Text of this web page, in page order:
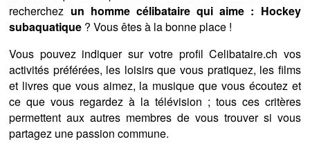
recherchez un homme célibataire qui aime : Hockey
subaquatique ? Vous êtes à la bonne place !
Vous pouvez indiquer sur votre profil Celibataire.ch vos
activités préférées, les loisirs que vous pratiquez, les films
et livres que vous aimez, la musique que vous écoutez et
ce que vous regardez à la télévision ; tous ces critères
permettent aux autres membres de vous trouver si vous
partagez une passion commune.